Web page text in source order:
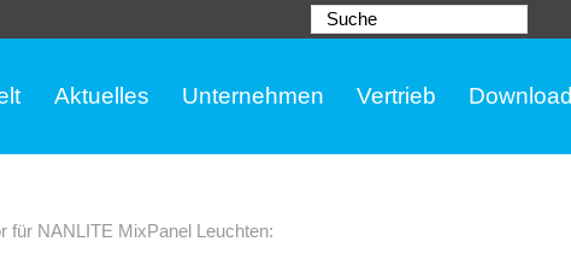
Suche
Aktuelles Unternehmen Vertrieb Download
für NANLITE MixPanel Leuchten: